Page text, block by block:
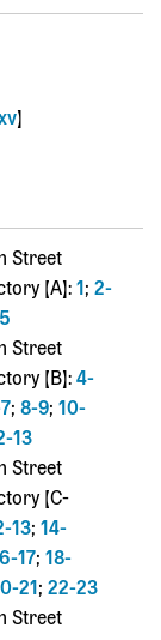
]
Street
[A]: 1 ; 2-
Street
[B]: 4-
; 8-9; 10-
13
Street
[C-
13; 14-
17; 18-
21 ; 22-23
Street